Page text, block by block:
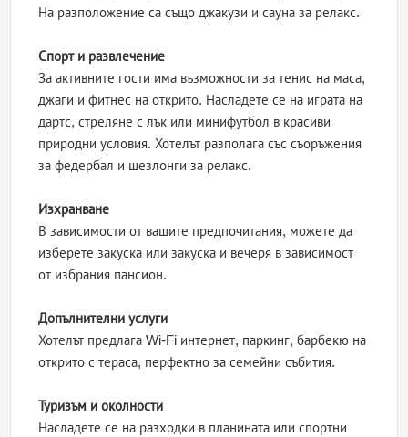
На разположение са също джакузи и сауна за релакс.
Спорт и развлечение
За активните гости има възможности за тенис на маса,
джаги и фитнес на открито. Насладете се на играта на
дартс, стреляне с лък или минифутбол в красиви
природни условия. Хотелът разполага със съоръжения
за федербал и шезлонги за релакс.
Изхранване
В зависимости от вашите предпочитания, можете да
изберете закуска или закуска и вечеря в зависимост
от избрания пансион.
Допълнителни услуги
Хотелът предлага Wi-Fi интернет, паркинг, барбекю на
открито с тераса, перфектно за семейни събития.
Туризъм и околности
Насладете се на разходки в планината или спортни